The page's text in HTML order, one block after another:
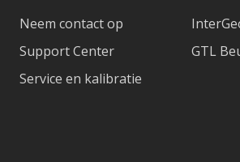
Neem contact op
Support Center
Service en kalibratie
GTL